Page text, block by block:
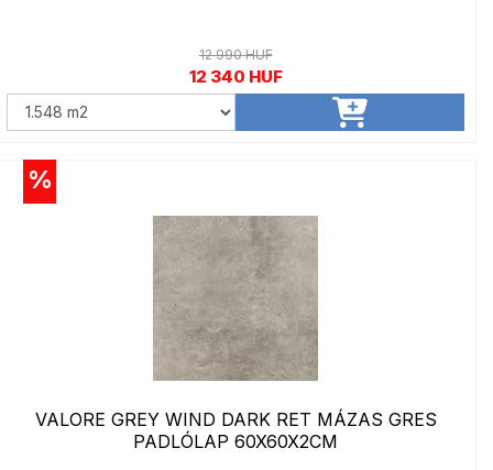
12 990 HUF
12 340 HUF
%
VALORE GREY WIND DARK RET MÁZAS GRES
PADLÓLAP 60X60X2CM